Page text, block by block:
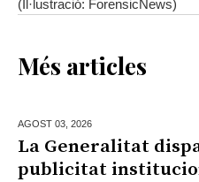
(Il·lustració: ForensicNews)
Més articles
AGOST 03, 2026
La Generalitat
publicitat